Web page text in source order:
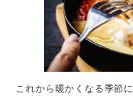
これから暖かくなる季節に